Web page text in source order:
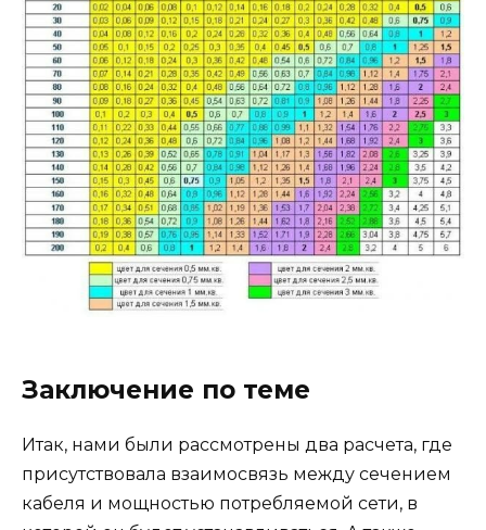
Заключение по теме
Итак, нами были рассмотрены два расчета, где
присутствовала взаимосвязь между сечением
кабеля и мощностью потребляемой сети, в